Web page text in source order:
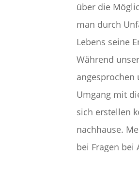
über die
man durch
Lebens seine
Während
angesprochen
Umgang mit
sich erstellen
nachhause.
bei Fragen bei